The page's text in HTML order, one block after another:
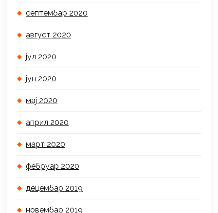
септембар 2020
август 2020
јул 2020
јун 2020
мај 2020
април 2020
март 2020
фебруар 2020
децембар 2019
новембар 2019